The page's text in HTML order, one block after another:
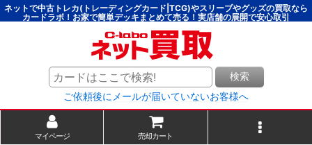
ネットで中古トレカ(トレーディングカード|TCG)やスリーブやグッズの買取なら
カードラボ！お家で簡単デッキまとめて売る！実店舗の展開で安心取引
検索
ご依頼後にメールが届いていないお客様へ
マイページ 売却カート